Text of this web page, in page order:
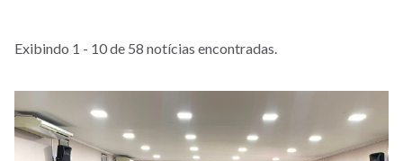
Exibindo 1 - 10 de 58 notícias encontradas.